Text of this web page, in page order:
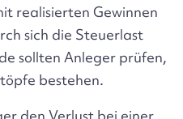
realisierten Gewinnen
sich die Steuerlast
sollten Anleger prüfen,
bestehen.